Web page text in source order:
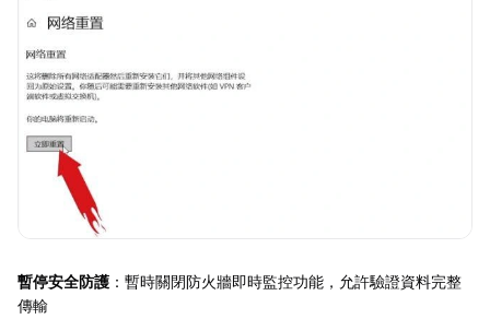
暫停安全防護 ：暫時關閉防火牆即時監控功能，允許驗證資料完整
傳輸